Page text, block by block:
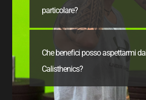
particolare?
Che benefici posso aspettarmi dal
Calisthenics?